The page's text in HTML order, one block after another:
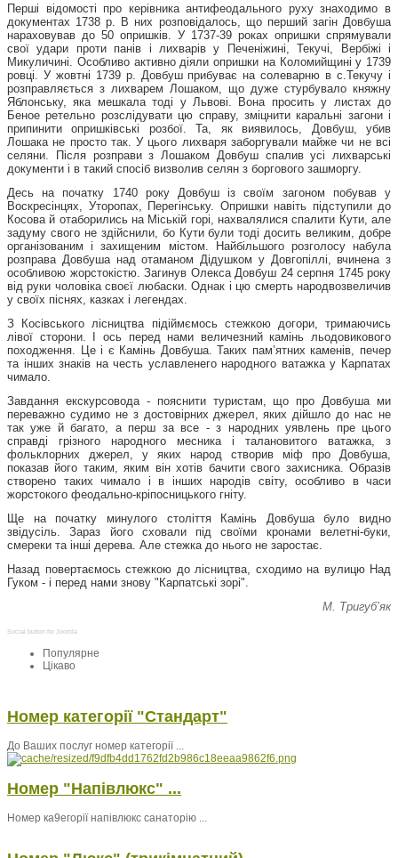
Перші відомості про керівника антифеодального руху знаходимо в
документах 1738 р. В них розповідалось, що перший загін Довбуша
нараховував до 50 опришків. У 1737-39 роках опришки спрямували
свої удари проти панів і лихварів у Печеніжині, Текучі, Вербіжі і
Микуличині. Особливо активно діяли опришки на Коломийщині у 1739
ровці. У жовтні 1739 р. Довбуш прибуває на солеварню в с.Текучу і
розправляється з лихварем Лошаком, що дуже стурбувало княжну
Яблонську, яка мешкала тоді у Львові. Вона просить у листах до
Беное ретельно розслідувати цю справу, зміцнити каральні загони і
припинити опришківські розбої. Та, як виявилось, Довбуш, убив
Лошака не просто так. У цього лихваря заборгували майже чи не всі
селяни. Після розправи з Лошаком Довбуш спалив усі лихварські
документи і в такий спосіб визволив селян з боргового зашморгу.
Десь на початку 1740 року Довбуш із своїм загоном побував у
Воскресінцях, Уторопах, Перегінську. Опришки навіть підступили до
Косова й отаборились на Міській горі, нахвалялися спалити Кути, але
задуму свого не здійснили, бо Кути були тоді досить великим, добре
організованим і захищеним містом. Найбільшого розголосу набула
розправа Довбуша над отаманом Дідушком у Довгопіллі, вчинена з
особливою жорстокістю. Загинув Олекса Довбуш 24 серпня 1745 року
від руки чоловіка своєї любаски. Однак і цю смерть народвозвеличив
у своїх піснях, казках і легендах.
З Косівського лісництва підіймємось стежкою догори, тримаючись
лівої сторони. І ось перед нами величезний камінь льодовикового
походження. Це і є Камінь Довбуша. Таких пам’ятних каменів, печер
та інших знаків на честь уславленего народного ватажка у Карпатах
чимало.
Завдання екскурсовода - пояснити туристам, що про Довбуша ми
переважно судимо не з достовірних джерел, яких дійшло до нас не
так уже й багато, а перш за все - з народних уявлень пре цього
справді грізного народного месника і талановитого ватажка, з
фольклорних джерел, у яких народ створив міф про Довбуша,
показав його таким, яким він хотів бачити свого захисника. Образів
створено таких чимало і в інших народів світу, особливо в часи
жорстокого феодально-кріпосницького гніту.
Ще на початку минулого століття Камінь Довбуша було видно
звідусіль. Зараз його сховали під своїми кронами велетні-буки,
смереки та інші дерева. Але стежка до нього не заростає.
Назад повертаємось стежкою до лісництва, сходимо на вулицю Над
Гуком - і перед нами знову "Карпатські зорі".
М. Тригуб’як
Social button for Joomla
Популярне
Цікаво
Номер категорії "Стандарт"
До Ваших послуг номер категорії ...
Номер "Напівлюкс" ...
Номер ка9егорії напівлюкс санаторію ...